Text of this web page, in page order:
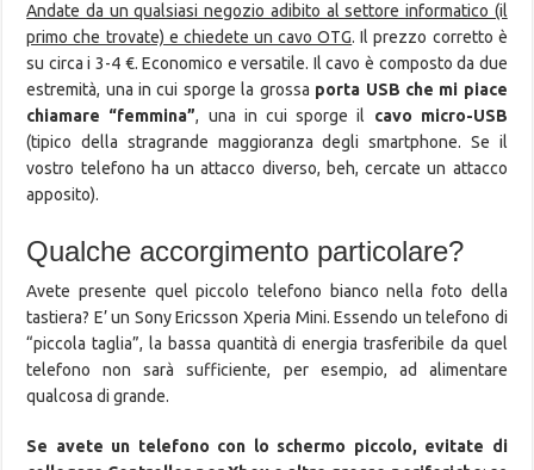
Andate da un qualsiasi negozio adibito al settore informatico (il
primo che trovate) e chiedete un cavo OTG. Il prezzo corretto è
su circa i 3-4 €. Economico e versatile. Il cavo è composto da due
estremità, una in cui sporge la grossa porta USB che mi piace
chiamare “femmina”, una in cui sporge il cavo micro-USB
(tipico della stragrande maggioranza degli smartphone. Se il
vostro telefono ha un attacco diverso, beh, cercate un attacco
apposito).
Qualche accorgimento particolare?
Avete presente quel piccolo telefono bianco nella foto della
tastiera? E’ un Sony Ericsson Xperia Mini. Essendo un telefono di
“piccola taglia”, la bassa quantità di energia trasferibile da quel
telefono non sarà sufficiente, per esempio, ad alimentare
qualcosa di grande.
Se avete un telefono con lo schermo piccolo, evitate di